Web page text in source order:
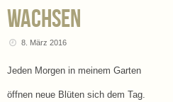
Wachsen
8. März 2016
Jeden Morgen in meinem Garten
öffnen neue Blüten sich dem Tag.